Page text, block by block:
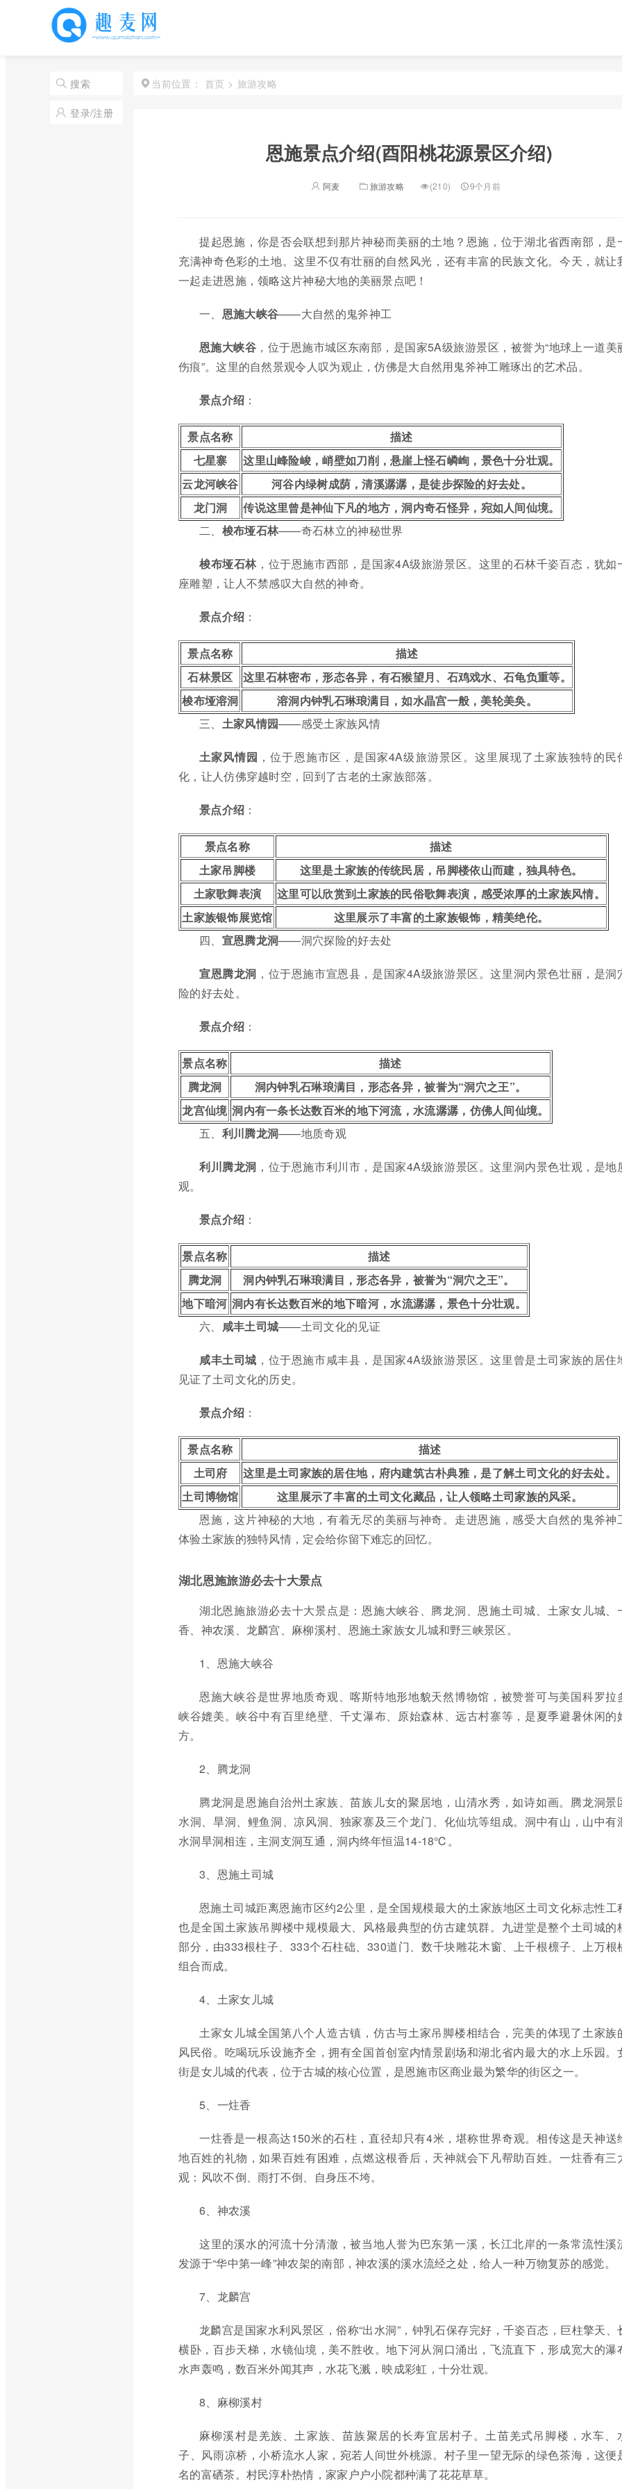
搜索
登录/注册
当前位置： 首页 > 旅游攻略
恩施景点介绍(酉阳桃花源景区介绍)
阿麦 旅游攻略 (210) 9个月前
提起恩施，你是否会联想到那片神秘而美丽的土地？恩施，位于湖北省西南部，是
充满神奇色彩的土地。这里不仅有壮丽的自然风光，还有丰富的民族文化。今天，就让
一起走进恩施，领略这片神秘大地的美丽景点吧！
一、 恩施大峡谷——大自然的鬼斧神工
恩施大峡谷 ，位于恩施市城区东南部，是国家5A级旅游景区，被誉为“地球上一道美
伤痕”。这里的自然景观令人叹为观止，仿佛是大自然用鬼斧神工雕琢出的艺术品。
景点介绍 ：
景点名称
描述
七星寨
这里山峰险峻，峭壁如刀削，悬崖上怪石嶙峋，景色十分壮观。
云龙河峡谷
河谷内绿树成荫，清溪潺潺，是徒步探险的好去处。
龙门洞
传说这里曾是神仙下凡的地方，洞内奇石怪异，宛如人间仙境。
二、 梭布垭石林——奇石林立的神秘世界
梭布垭石林 ，位于恩施市西部，是国家4A级旅游景区。这里的石林千姿百态，犹如
座雕塑，让人不禁感叹大自然的神奇。
景点介绍 ：
景点名称
描述
石林景区
这里石林密布，形态各异，有石猴望月、石鸡戏水、石龟负重等。
梭布垭溶洞
溶洞内钟乳石琳琅满目，如水晶宫一般，美轮美奂。
三、 土家风情园——感受土家族风情
土家风情园 ，位于恩施市区，是国家4A级旅游景区。这里展现了土家族独特的民
化，让人仿佛穿越时空，回到了古老的土家族部落。
景点介绍 ：
景点名称
描述
土家吊脚楼
这里是土家族的传统民居，吊脚楼依山而建，独具特色。
土家歌舞表演
这里可以欣赏到土家族的民俗歌舞表演，感受浓厚的土家族风情。
土家族银饰展览馆
这里展示了丰富的土家族银饰，精美绝伦。
四、 宣恩腾龙洞——洞穴探险的好去处
宣恩腾龙洞 ，位于恩施市宣恩县，是国家4A级旅游景区。这里洞内景色壮丽，是洞
险的好去处。
景点介绍 ：
景点名称
描述
腾龙洞
洞内钟乳石琳琅满目，形态各异，被誉为“洞穴之王”。
龙宫仙境 洞内有一条长达数百米的地下河流，水流潺潺，仿佛人间仙境。
五、 利川腾龙洞——地质奇观
利川腾龙洞 ，位于恩施市利川市，是国家4A级旅游景区。这里洞内景色壮观，是地
观。
景点介绍 ：
景点名称
描述
腾龙洞
洞内钟乳石琳琅满目，形态各异，被誉为“洞穴之王”。
地下暗河 洞内有长达数百米的地下暗河，水流潺潺，景色十分壮观。
六、 咸丰土司城——土司文化的见证
咸丰土司城 ，位于恩施市咸丰县，是国家4A级旅游景区。这里曾是土司家族的居住
见证了土司文化的历史。
景点介绍 ：
景点名称
描述
土司府
这里是土司家族的居住地，府内建筑古朴典雅，是了解土司文化的好去处。
土司博物馆
这里展示了丰富的土司文化藏品，让人领略土司家族的风采。
恩施，这片神秘的大地，有着无尽的美丽与神奇。走进恩施，感受大自然的鬼斧神
体验土家族的独特风情，定会给你留下难忘的回忆。
湖北恩施旅游必去十大景点
湖北恩施旅游必去十大景点是：恩施大峡谷、腾龙洞、恩施土司城、土家女儿城、
香、神农溪、龙麟宫、麻柳溪村、恩施土家族女儿城和野三峡景区。
1、恩施大峡谷
恩施大峡谷是世界地质奇观、喀斯特地形地貌天然博物馆，被赞誉可与美国科罗拉
峡谷媲美。峡谷中有百里绝壁、千丈瀑布、原始森林、远古村寨等，是夏季避暑休闲的
方。
2、腾龙洞
腾龙洞是恩施自治州土家族、苗族儿女的聚居地，山清水秀，如诗如画。腾龙洞景
水洞、旱洞、鲤鱼洞、凉风洞、独家寨及三个龙门、化仙坑等组成。洞中有山，山中有
水洞旱洞相连，主洞支洞互通，洞内终年恒温14-18℃。
3、恩施土司城
恩施土司城距离恩施市区约2公里，是全国规模最大的土家族地区土司文化标志性工
也是全国土家族吊脚楼中规模最大、风格最典型的仿古建筑群。九进堂是整个土司城的
部分，由333根柱子、333个石柱础、330道门、数千块雕花木窗、上千根檩子、上万根
组合而成。
4、土家女儿城
土家女儿城全国第八个人造古镇，仿古与土家吊脚楼相结合，完美的体现了土家族
风民俗。吃喝玩乐设施齐全，拥有全国首创室内情景剧场和湖北省内最大的水上乐园。
街是女儿城的代表，位于古城的核心位置，是恩施市区商业最为繁华的街区之一。
5、一炷香
一炷香是一根高达150米的石柱，直径却只有4米，堪称世界奇观。相传这是天神送
地百姓的礼物，如果百姓有困难，点燃这根香后，天神就会下凡帮助百姓。一炷香有三
观：风吹不倒、雨打不倒、自身压不垮。
6、神农溪
这里的溪水的河流十分清澈，被当地人誉为巴东第一溪，长江北岸的一条常流性溪
发源于“华中第一峰”神农架的南部，神农溪的溪水流经之处，给人一种万物复苏的感觉。
7、龙麟宫
龙麟宫是国家水利风景区，俗称“出水洞”，钟乳石保存完好，千姿百态，巨柱擎天、
横卧，百步天梯，水镜仙境，美不胜收。地下河从洞口涌出，飞流直下，形成宽大的瀑
水声轰鸣，数百米外闻其声，水花飞溅，映成彩虹，十分壮观。
8、麻柳溪村
麻柳溪村是羌族、土家族、苗族聚居的长寿宜居村子。土苗羌式吊脚楼，水车、
子、风雨凉桥，小桥流水人家，宛若人间世外桃源。村子里一望无际的绿色茶海，这便
名的富硒茶。村民淳朴热情，家家户户小院都种满了花花草草。